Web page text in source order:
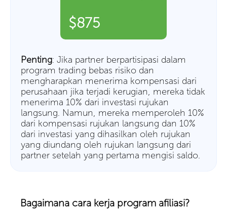
$875
Penting: Jika partner berpartisipasi dalam
program trading bebas risiko dan
mengharapkan menerima kompensasi dari
perusahaan jika terjadi kerugian, mereka tidak
menerima 10% dari investasi rujukan
langsung. Namun, mereka memperoleh 10%
dari kompensasi rujukan langsung dan 10%
dari investasi yang dihasilkan oleh rujukan
yang diundang oleh rujukan langsung dari
partner setelah yang pertama mengisi saldo.
Bagaimana cara kerja program afiliasi?